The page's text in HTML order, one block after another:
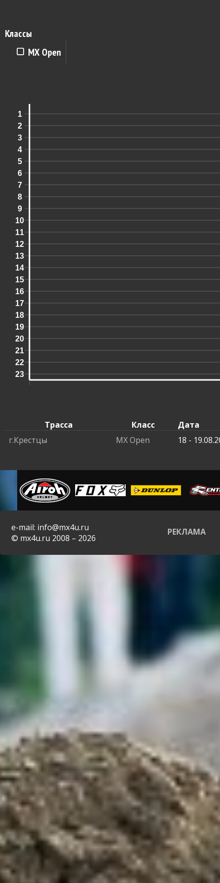
Классы
MX Open
1
2
3
4
5
6
7
8
9
10
11
12
13
14
15
16
17
18
19
20
21
22
23
Трасса Класс
Дата
г.Крестцы
MX Open 18 -
e-mail: info@mx4u.ru
© mx4u.ru 2008 – 2026
РЕКЛАМА